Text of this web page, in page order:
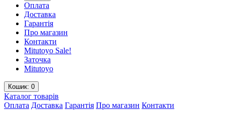
Оплата
Доставка
Гарантія
Про магазин
Контакти
Mitutoyo Sale!
Заточка
Mitutoyo
Кошик: 0
Каталог товарів
Оплата Доставка Гарантія Про магазин Контакти